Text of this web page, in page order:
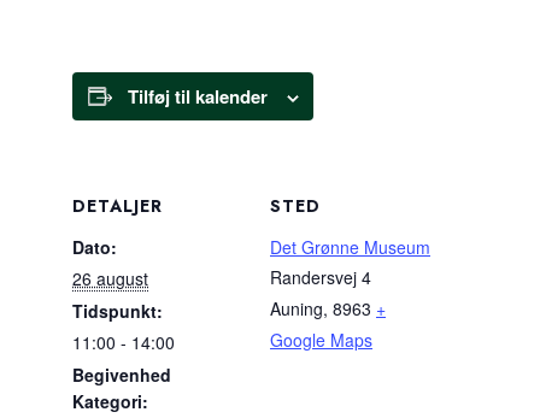
Tilføj til kalender
DETALJER
Dato:
26 august
Tidspunkt:
11:00 - 14:00
Begivenhed
Kategori:
STED
Det Grønne Museum
Randersvej 4
Auning, 8963 +
Google Maps